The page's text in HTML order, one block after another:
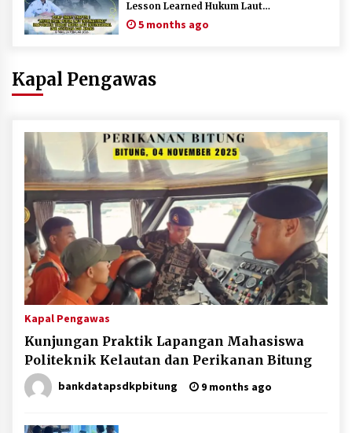
Lesson Learned Hukum Laut
Internasional
5 months ago
Kapal Pengawas
Kapal Pengawas
Kunjungan Praktik Lapangan Mahasiswa
Politeknik Kelautan dan Perikanan Bitung
bankdatapsdkpbitung 9 months ago